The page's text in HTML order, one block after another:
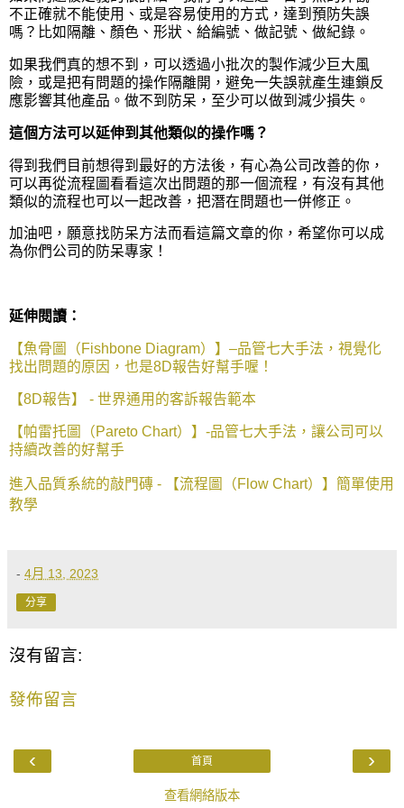
不正確就不能使用、或是容易使用的方式，達到預防失誤
嗎？比如隔離、顏色、形狀、給編號、做記號、做紀錄。
如果我們真的想不到，可以透過小批次的製作減少巨大風
險，或是把有問題的操作隔離開，避免一失誤就產生連鎖反
應影響其他產品。做不到防呆，至少可以做到減少損失。
這個方法可以延伸到其他類似的操作嗎？
得到我們目前想得到最好的方法後，有心為公司改善的你，
可以再從流程圖看看這次出問題的那一個流程，有沒有其他
類似的流程也可以一起改善，把潛在問題也一併修正。
加油吧，願意找防呆方法而看這篇文章的你，希望你可以成
為你們公司的防呆專家！
延伸閱讀：
【魚骨圖（Fishbone Diagram）】–品管七大手法，視覺化
找出問題的原因，也是8D報告好幫手喔！
【8D報告】 - 世界通用的客訴報告範本
【帕雷托圖（Pareto Chart）】-品管七大手法，讓公司可以
持續改善的好幫手
進入品質系統的敲門磚 - 【流程圖（Flow Chart）】簡單使用
教學
- 4月 13, 2023
分享
沒有留言:
發佈留言
‹ ›
首頁
查看網絡版本